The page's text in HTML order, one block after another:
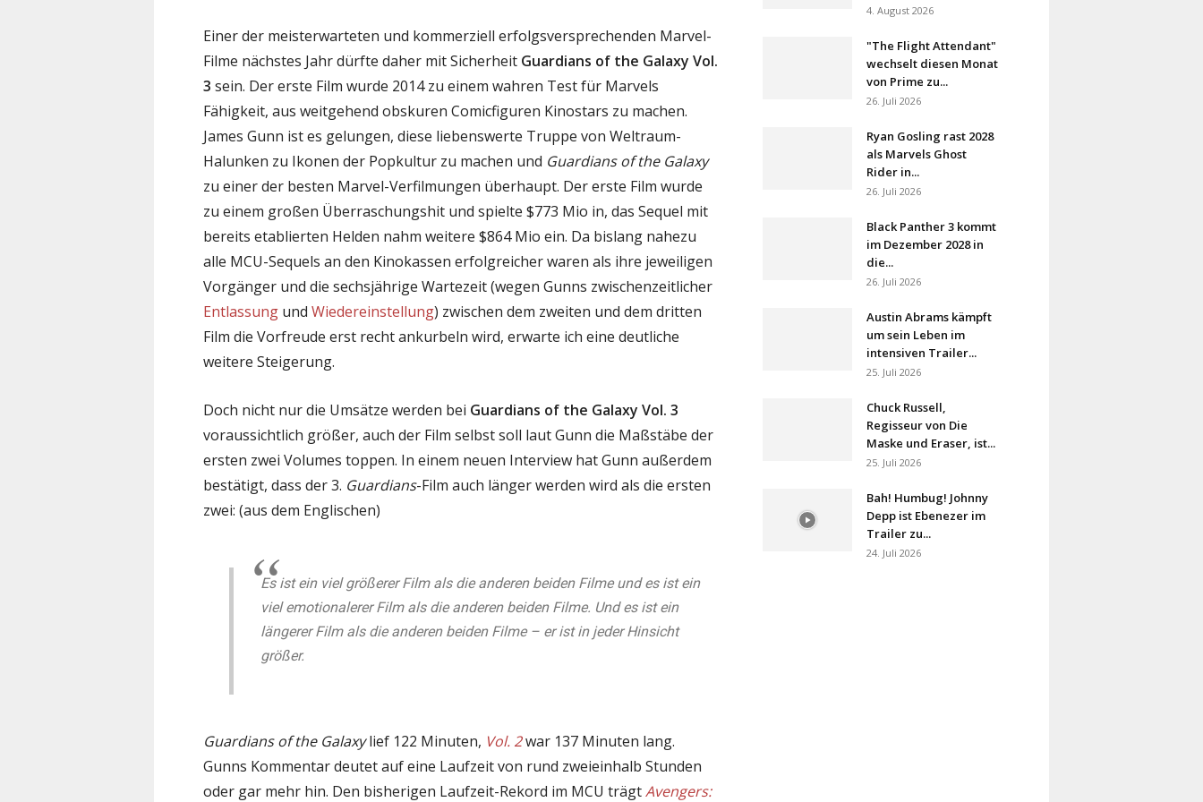
Einer der meisterwarteten und kommerziell erfolgsversprechenden Marvel-
Filme nächstes Jahr dürfte daher mit Sicherheit Guardians of the Galaxy Vol.
3 sein. Der erste Film wurde 2014 zu einem wahren Test für Marvels
Fähigkeit, aus weitgehend obskuren Comicfiguren Kinostars zu machen.
James Gunn ist es gelungen, diese liebenswerte Truppe von Weltraum-
Halunken zu Ikonen der Popkultur zu machen und Guardians of the Galaxy
zu einer der besten Marvel-Verfilmungen überhaupt. Der erste Film wurde
zu einem großen Überraschungshit und spielte $773 Mio in, das Sequel mit
bereits etablierten Helden nahm weitere $864 Mio ein. Da bislang nahezu
alle MCU-Sequels an den Kinokassen erfolgreicher waren als ihre jeweiligen
Vorgänger und die sechsjährige Wartezeit (wegen Gunns zwischenzeitlicher
Entlassung und Wiedereinstellung) zwischen dem zweiten und dem dritten
Film die Vorfreude erst recht ankurbeln wird, erwarte ich eine deutliche
weitere Steigerung.
Doch nicht nur die Umsätze werden bei Guardians of the Galaxy Vol. 3
voraussichtlich größer, auch der Film selbst soll laut Gunn die Maßstäbe der
ersten zwei Volumes toppen. In einem neuen Interview hat Gunn außerdem
bestätigt, dass der 3. Guardians-Film auch länger werden wird als die ersten
zwei: (aus dem Englischen)
Es ist ein viel größerer Film als die anderen beiden Filme und es ist ein
viel emotionalerer Film als die anderen beiden Filme. Und es ist ein
längerer Film als die anderen beiden Filme – er ist in jeder Hinsicht
größer.
Guardians of the Galaxylief 122 Minuten, Vol. 2war 137 Minuten lang.
Gunns Kommentar deutet auf eine Laufzeit von rund zweieinhalb Stunden
oder gar mehr hin. Den bisherigen Laufzeit-Rekord im MCU trägtAvengers:
4. August 2026
"The Flight Attendant"
wechselt diesen Monat
von Prime zu...
26. Juli 2026
Ryan Gosling rast 2028
als Marvels Ghost
Rider in...
26. Juli 2026
Black Panther 3 kommt
im Dezember 2028 in
die...
26. Juli 2026
Austin Abrams kämpft
um sein Leben im
intensiven Trailer...
25. Juli 2026
Chuck Russell,
Regisseur von Die
Maske und Eraser, ist...
25. Juli 2026
Bah! Humbug! Johnny
Depp ist Ebenezer im
Trailer zu...
24. Juli 2026